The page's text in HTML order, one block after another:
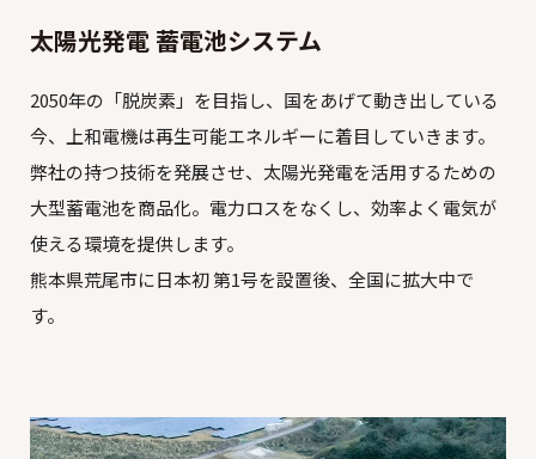
太陽光発電 蓄電池システム
2050年の「脱炭素」を目指し、国をあげて動き出している
今、上和電機は再生可能エネルギーに着目していきます。
弊社の持つ技術を発展させ、太陽光発電を活用するための
大型蓄電池を商品化。電力ロスをなくし、効率よく電気が
使える環境を提供します。
熊本県荒尾市に日本初 第1号を設置後、全国に拡大中で
す。